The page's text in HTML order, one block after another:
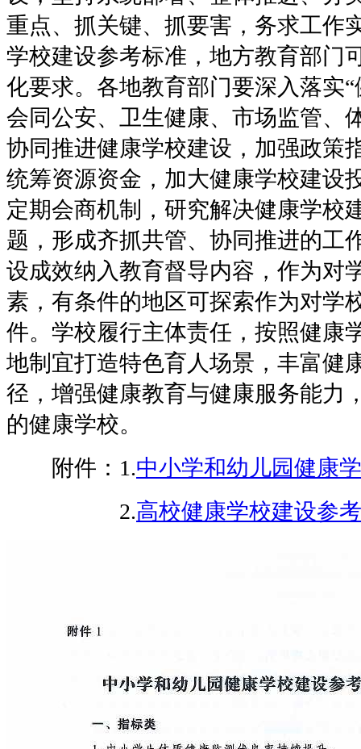
重点、抓关键、抓要害，务求工作
学校建设参考标准，地方教育部门
化要求。各地教育部门要深入落实
会同公安、卫生健康、市场监管、
协同推进健康学校建设，加强政策
统筹资源资金，加大健康学校建设
定期会商机制，研究解决健康学校
题，形成齐抓共管、协同推进的工
设成效纳入教育督导内容，作为对
素，有条件的地区可探索作为对学
件。学校履行主体责任，按照健康
地制宜打造特色育人场景，丰富健
径，增强健康教育与健康服务能力
的健康学校。
附件：1.中小学和幼儿园健康
2.高校健康学校建设参